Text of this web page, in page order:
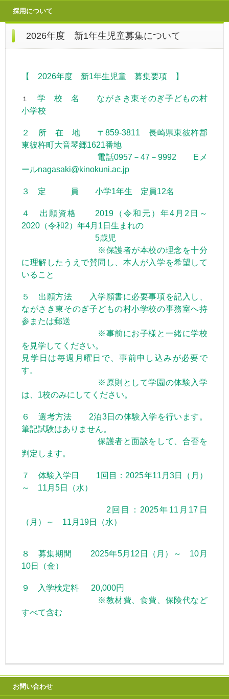
採用について
2026年度 新1年生児童募集について
【 2026年度 新1年生児童 募集要項 】
１
学 校 名 ながさき東そのぎ子どもの村
小学校
２ 所 在 地 〒859-3811 長崎県東彼杵郡
東彼杵町大音琴郷1621番地
電話0957－47－9992 Eメ
ールnagasaki@kinokuni.ac.jp
３ 定 員 小学1年生 定員12名
４ 出願資格 2019（令和元）年4月2日～
2020（令和2）年4月1日生まれの
5歳児
※保護者が本校の理念を十分
に理解したうえで賛同し、本人が入学を希望して
いること
５ 出願方法 入学願書に必要事項を記入し、
ながさき東そのぎ子どもの村小学校の事務室へ持
参または郵送
※事前にお子様と一緒に学校
を見学してください。
見学日は毎週月曜日で、事前申し込みが必要で
す。
※原則として学園の体験入学
は、1校のみにしてください。
６ 選考方法 2泊3日の体験入学を行います。
筆記試験はありません。
保護者と面談をして、合否を
判定します。
７ 体験入学日 1回目：2025年11月3日（月）
～ 11月5日（水）
2回目：2025年11月17日
（月）～ 11月19日（水）
８ 募集期間 2025年5月12日（月）～ 10月
10日（金）
９ 入学検定料 20,000円
※教材費、食費、保険代など
すべて含む
お問い合わせ